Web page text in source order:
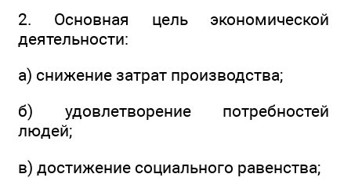
2. Основная цель экономической
деятельности:
а) снижение затрат производства;
б) удовлетворение потребностей
людей;
в) достижение социального равенства;